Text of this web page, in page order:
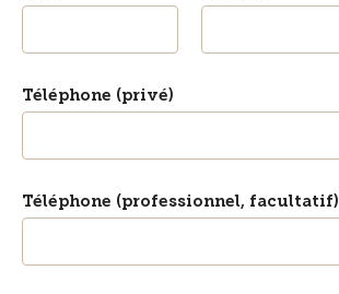
Téléphone (privé)
Téléphone (professionnel, facultatif)